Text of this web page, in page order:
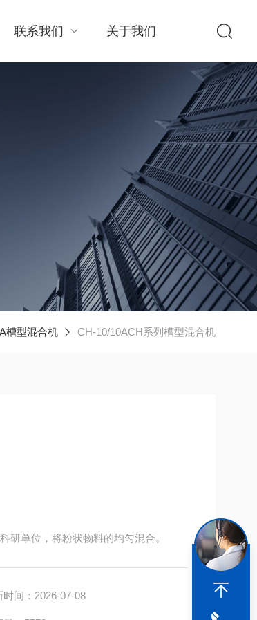
联系我们 关于我们
槽型混合机 CH-10/10ACH系列槽型混合机
研单位，将粉状物料的均匀混合。
时间：2026-07-08